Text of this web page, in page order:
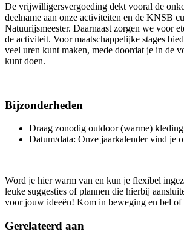
De vrijwilligersvergoeding dekt vooral de
deelname aan onze activiteiten en de KNSB
Natuurijsmeester. Daarnaast zorgen we voor
de activiteit. Voor maatschappelijke stages
veel uren kunt maken, mede doordat je in de
kunt doen.
Bijzonderheden
Draag zonodig outdoor (warme) kleding
Datum/data: Onze jaarkalender vind je
Word je hier warm van en kun je flexibel
leuke suggesties of plannen die hierbij
voor jouw ideeën! Kom in beweging en bel of
Gerelateerd aan